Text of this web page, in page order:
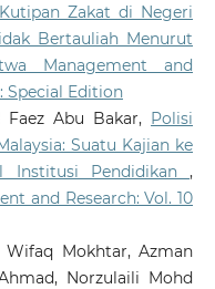
Kutipan Zakat di Negeri
Bertauliah Menurut
Management and
Special Edition
Abu Bakar, Polisi
Suatu Kajian ke
Institusi Pendidikan,
and Research: Vol. 10
Mokhtar, Azman
Norzulaili Mohd